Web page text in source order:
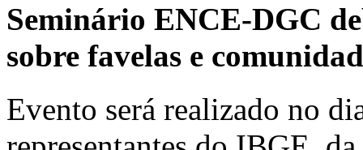
Seminário ENCE-DGC
sobre favelas e
Evento será realizado no